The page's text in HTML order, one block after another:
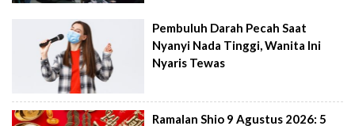
Pembuluh Darah Pecah Saat
Nyanyi Nada Tinggi, Wanita Ini
Nyaris Tewas
Ramalan Shio 9 Agustus 2026: 5